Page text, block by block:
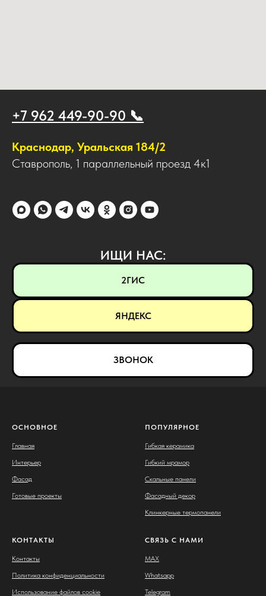
+7 962 449-90-90 📞
Краснодар, Уральская 184/2
Ставрополь, 1 параллельный проезд 4к1
ИЩИ НАС:
2ГИС
ЯНДЕКС
ЗВОНОК
ОСНОВНОЕ
Главная
Интерьер
Фасад
Готовые проекты
ПОПУЛЯРНОЕ
Гибкая керамика
Гибкий мрамор
Скальные панели
Фасадный декор
Клинкерные термопанели
КОНТАКТЫ
Контакты
Политика конфиденциальности
Использование файлов cookie
СВЯЗЬ С НАМИ
MAX
Whatsapp
Telegram